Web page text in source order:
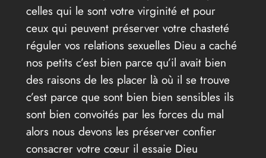
celles qui le sont votre virginité et pour
ceux qui peuvent préserver votre chasteté
réguler vos relations sexuelles Dieu a caché
nos petits c’est bien parce qu’il avait bien
des raisons de les placer là où il se trouve
c’est parce que sont bien bien sensibles ils
sont bien convoités par les forces du mal
alors nous devons les préserver confier
consacrer votre cœur il essaie Dieu